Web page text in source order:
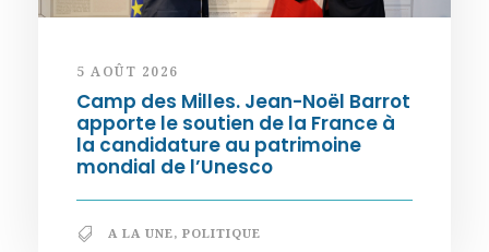
5 AOÛT 2026
Camp des Milles. Jean-Noël Barrot
apporte le soutien de la France à
la candidature au patrimoine
mondial de l’Unesco
A LA UNE, POLITIQUE